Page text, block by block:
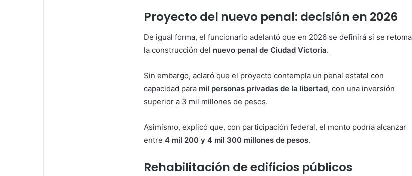
Proyecto del nuevo penal: decisión en 2026
De igual forma, el funcionario adelantó que en 2026 se definirá si se retoma
la construcción del nuevo penal de Ciudad Victoria.
Sin embargo, aclaró que el proyecto contempla un penal estatal con
capacidad para mil personas privadas de la libertad, con una inversión
superior a 3 mil millones de pesos.
Asimismo, explicó que, con participación federal, el monto podría alcanzar
entre 4 mil 200 y 4 mil 300 millones de pesos.
Rehabilitación de edificios públicos